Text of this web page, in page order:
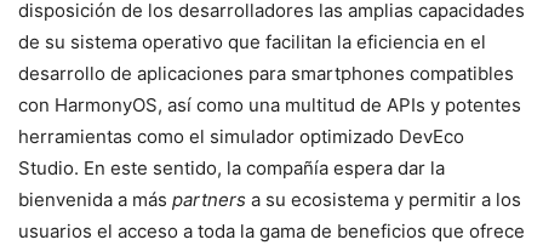
disposición de los desarrolladores las amplias capacidades
de su sistema operativo que facilitan la eficiencia en el
desarrollo de aplicaciones para smartphones compatibles
con HarmonyOS, así como una multitud de APIs y potentes
herramientas como el simulador optimizado DevEco
Studio. En este sentido, la compañía espera dar la
bienvenida a más partners a su ecosistema y permitir a los
usuarios el acceso a toda la gama de beneficios que ofrece